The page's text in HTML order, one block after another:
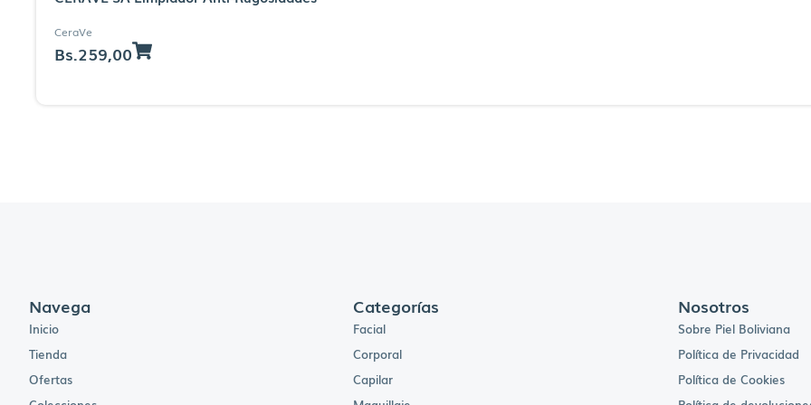
CeraVe
Bs.259,00
Navega
Inicio
Tienda
Ofertas
Categorías
Facial
Corporal
Capilar
Nosotros
Sobre Piel Boliviana
Política de Privacidad
Política de Cookies